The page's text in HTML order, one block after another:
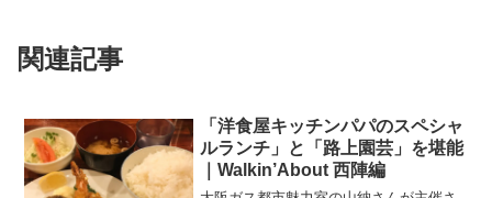
関連記事
「洋食屋キッチンパパのスペシャ
ルランチ」と「路上園芸」を堪能
｜Walkin’About 西陣編